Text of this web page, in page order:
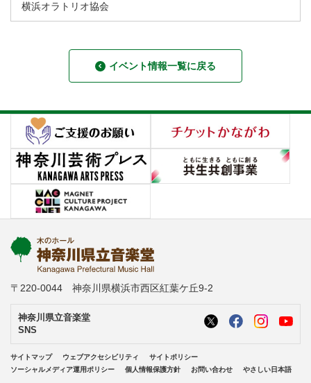
横浜オラトリオ協会
イベント情報一覧に戻る
〒220-0044 神奈川県横浜市西区紅葉ケ丘9-2
神奈川県立音楽堂
SNS
サイトマップ ウェブアクセシビリティ
サイトポリシー
ソーシャルメディア運用ポリシー
個人情報保護方針 お問い合わせ やさしい日本語